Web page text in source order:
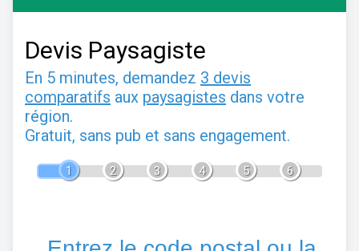
Devis Paysagiste
En 5 minutes, demandez 3 devis
comparatifs aux paysagistes dans votre
région.
Gratuit, sans pub et sans engagement.
1 2 3 4 5 6